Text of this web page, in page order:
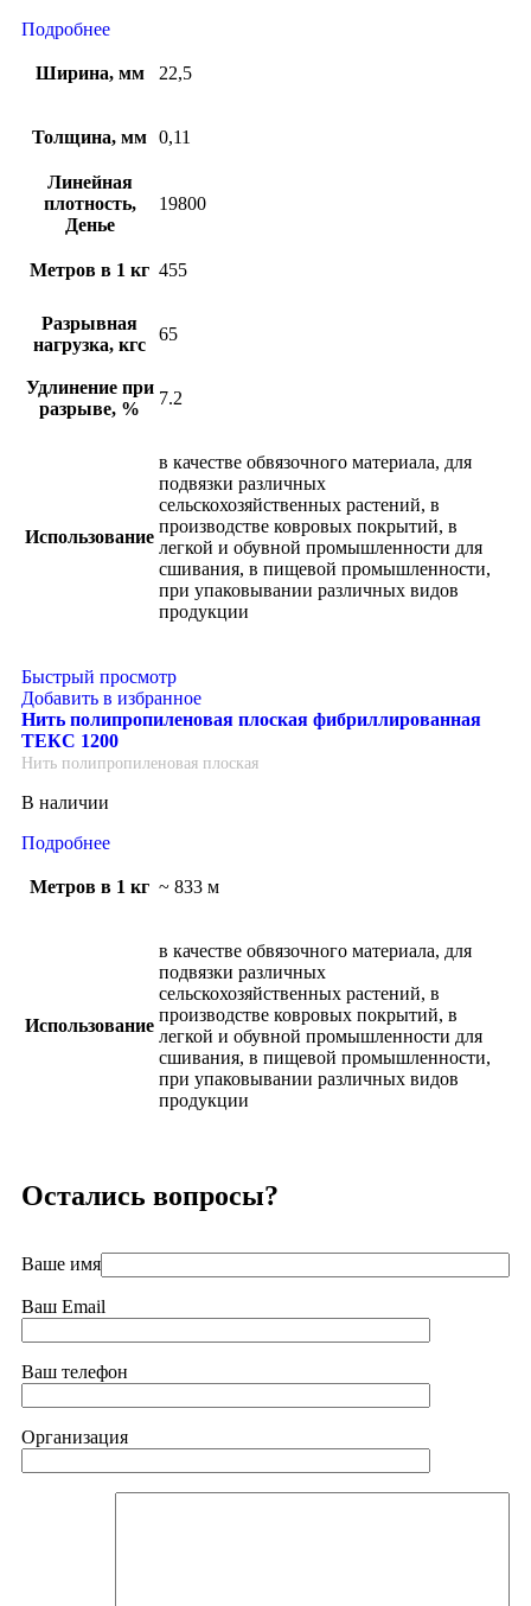
Подробнее
Ширина, мм 22,5
Толщина, мм 0,11
Линейная
плотность,
Денье
19800
Метров в 1 кг 455
Разрывная
нагрузка, кгс
65
Удлинение при
разрыве, %
7.2
Использование
в качестве обвязочного материала, для
подвязки различных
сельскохозяйственных растений, в
производстве ковровых покрытий, в
легкой и обувной промышленности для
сшивания, в пищевой промышленности,
при упаковывании различных видов
продукции
Быстрый просмотр
Добавить в избранное
Нить полипропиленовая плоская фибриллированная
ТЕКС 1200
Нить полипропиленовая плоская
В наличии
Подробнее
Метров в 1 кг ~ 833 м
Использование
в качестве обвязочного материала, для
подвязки различных
сельскохозяйственных растений, в
производстве ковровых покрытий, в
легкой и обувной промышленности для
сшивания, в пищевой промышленности,
при упаковывании различных видов
продукции
Остались вопросы?
Ваше имя
Ваш Email
Ваш телефон
Организация